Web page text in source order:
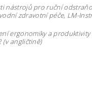
nástrojů pro ruční
zdravotní péče, LM-
ergonomiky a
(v angličtině)